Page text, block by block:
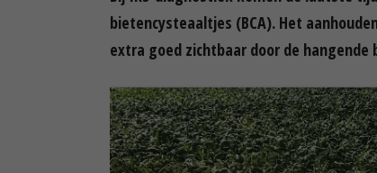
bietencysteaaltjes (BCA). Het
extra goed zichtbaar door de hangende